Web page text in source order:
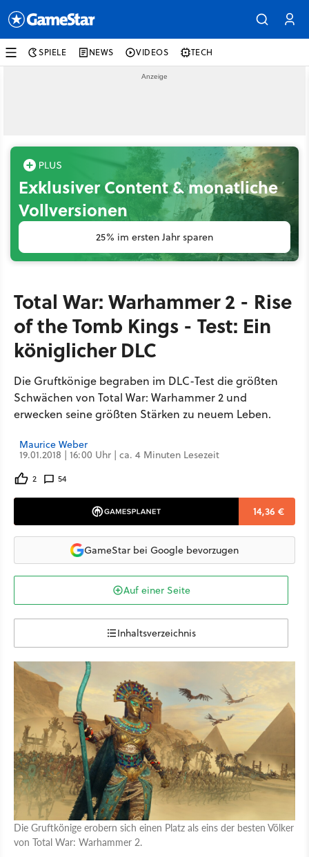
SPIELE NEWS VIDEOS TECH
Exklusiver Content & monatliche
Vollversionen
25% im ersten Jahr sparen
Total War: Warhammer 2 - Rise
of the Tomb Kings - Test: Ein
königlicher DLC
Die Gruftkönige begraben im DLC-Test die größten
Schwächen von Total War: Warhammer 2 und
erwecken seine größten Stärken zu neuem Leben.
Maurice Weber
19.01.2018 | 16:00 Uhr | ca. 4 Minuten Lesezeit
2 54
14,36 €
GameStar bei Google bevorzugen
Auf einer Seite
Inhaltsverzeichnis
Die Gruftkönige erobern sich einen Platz als eins der besten Völker
von Total War: Warhammer 2.